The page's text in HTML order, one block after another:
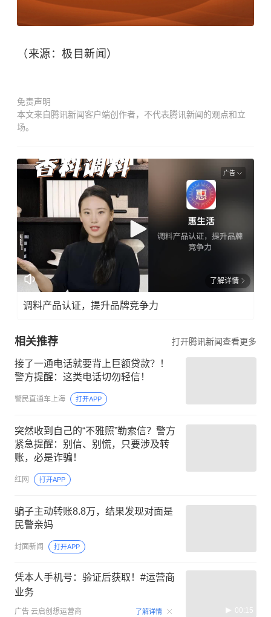
（来源：极目新闻）
免责声明
本文来自腾讯新闻客户端创作者，不代表腾讯新闻的观点和立
场。
广告
了解详情
调料产品认证，提升品牌竞争力
相关推荐 打开腾讯新闻查看更多
接了一通电话就要背上巨额贷款？！
警方提醒：这类电话切勿轻信！
警民直通车上海 打开APP
突然收到自己的“不雅照”勒索信？警方
紧急提醒：别信、别慌，只要涉及转
账，必是诈骗！
红网 打开APP
骗子主动转账8.8万，结果发现对面是
民警亲妈
封面新闻 打开APP
凭本人手机号：验证后获取！#运营商
业务
广告 云启创想运营商 了解详情 00:15